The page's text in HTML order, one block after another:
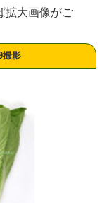
拡大画像がご
影